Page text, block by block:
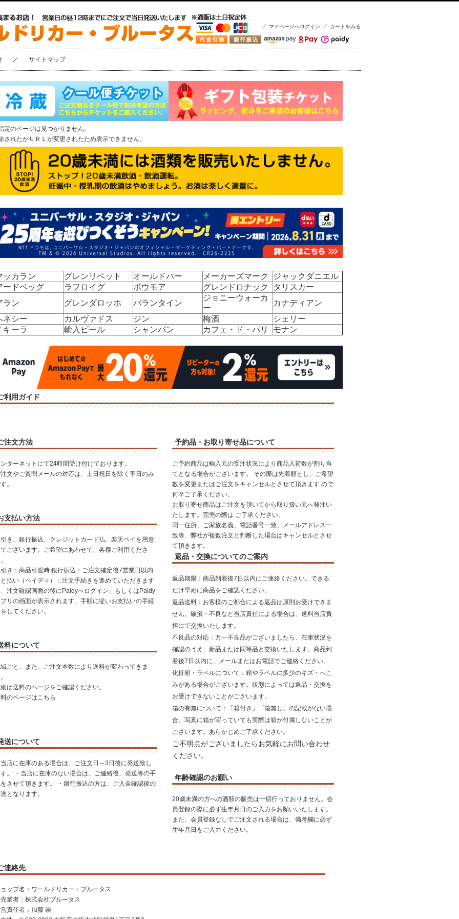
マイページへログイン カートをみる
サイトマップ
定のページは見つかりません。
されたかＵＲＬが変更されたため表示できません。
ッカラン グレンリベット オールドパー メーカーズマーク
ジャックダニエル
ードベッグ
ラフロイグ ボウモア グレンドロナック
タリスカー
ラン
グレンダロッホ バランタイン
ジョニーウォーカ
ー
カナディアン
ネシー
カルヴァドス ジン 梅酒
シェリー
キーラ
輸入ビール シャンパン カフェ・ド・パリ モナン
利用ガイド
注文方法
ターネットにて24時間受け付けております。
文やご質問メールの対応は、土日祝日を除く平日のみ
。
支払い方法
き、銀行振込、クレジットカード払、楽天ペイを用意
ございます。ご希望にあわせて、各種ご利用くださ
き：商品引渡時 銀行振込：ご注文確定後7営業日以内
払い（ペイディ）：注文手続きを進めていただきます
注文確認画面の後にPaidyへログイン、もしくはPaidy
リの画面が表示されます。手順に従いお支払いの手続
してください。
料について
ごと、また、ご注文本数により送料が変わってきま
は送料のページをご確認ください。
のページはこちら
送について
店に在庫のある場合は、ご注文日～3日後に発送致し
。 ・当店に在庫のない場合は、ご連絡後、発送等の手
させて頂きます。 ・銀行振込の方は、ご入金確認後の
となります。
予約品・お取り寄せ品について
ご予約商品は輸入元の受注状況により商品入荷数が割り当
てとなる場合がございます。 その際は先着順とし、ご希望
数を変更またはご注文をキャンセルとさせて頂きます ので
何卒ご了承ください。
お取り寄せ商品はご注文を頂いてから取り扱い元へ発注い
たします。完売の際は ご了承ください。
同一住所、ご家族名義、電話番号一致、メールアドレス一
致等、弊社が複数注文と判断した場合はキャンセルとさせ
て頂きます。
返品・交換についてのご案内
返品期限 ：商品到着後7日以内にご連絡ください。できる
だけ早めに商品をご確認ください。
返品送料：お客様のご都合による返品は原則お受けできま
せん。破損・不良など当店責任による場合は、送料当店負
担にて交換いたします。
不良品の対応：万一不良品がございましたら、在庫状況を
確認のうえ、新品または同等品と交換いたします。商品到
着後7日以内に、メールまたはお電話でご連絡ください。
化粧箱・ラベルについて ：箱やラベルに多少のキズ・へこ
みがある場合がございます。状態によっては返品・交換を
お受けできないことがございます。
箱の有無について ：「箱付き」「箱無し」の記載がない場
合、写真に箱が写っていても実際は箱が付属しないことが
ございます。あらかじめご了承ください。
ご不明点がございましたらお気軽にお問い合わせ
ください。
年齢確認のお願い
20歳未満の方への酒類の販売は一切行っておりません。会
員登録の際に必ず生年月日のご入力をお願いいたします。
また、会員登録なしでご注文される場合は、備考欄に必ず
生年月日をご入力ください。
連絡先
ップ名：ワールドリカー・ブルータス
業者：株式会社ブルータス
責任者：加藤 崇